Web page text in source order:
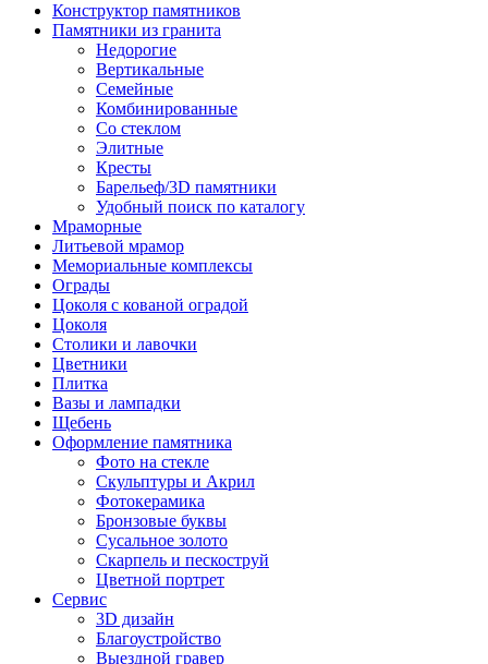
Конструктор памятников
Памятники из гранита
Недорогие
Вертикальные
Семейные
Комбинированные
Со стеклом
Элитные
Кресты
Барельеф/3D памятники
Удобный поиск по каталогу
Мраморные
Литьевой мрамор
Мемориальные комплексы
Ограды
Цоколя с кованой оградой
Цоколя
Столики и лавочки
Цветники
Плитка
Вазы и лампадки
Щебень
Оформление памятника
Фото на стекле
Скульптуры и Акрил
Фотокерамика
Бронзовые буквы
Сусальное золото
Скарпель и пескоструй
Цветной портрет
Сервис
3D дизайн
Благоустройство
Выездной гравер